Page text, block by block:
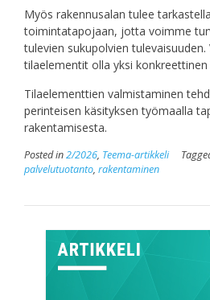
Myös rakennusalan tulee
toimintatapojaan, jotta voimme
tulevien sukupolvien
tilaelementit olla yksi
Tilaelementtien valmistaminen
perinteisen käsityksen työmaalla
rakentamisesta.
Posted in2/2026, Teema-artikkeli
palvelutuotanto, rakentaminen